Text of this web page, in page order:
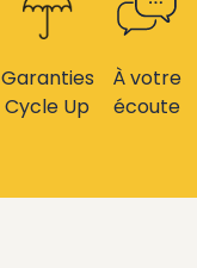
Garanties
Cycle Up
À votre
écoute